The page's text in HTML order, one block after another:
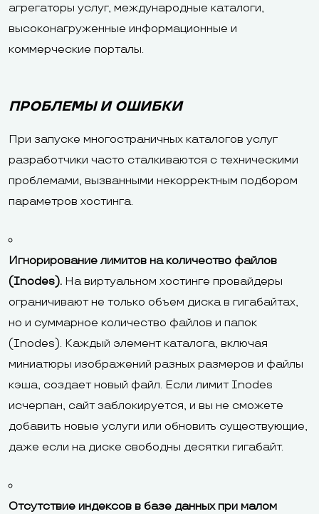
агрегаторы услуг, международные каталоги,
высоконагруженные информационные и
коммерческие порталы.
ПРОБЛЕМЫ И ОШИБКИ
При запуске многостраничных каталогов услуг
разработчики часто сталкиваются с техническими
проблемами, вызванными некорректным подбором
параметров хостинга.
Игнорирование лимитов на количество файлов
(Inodes). На виртуальном хостинге провайдеры
ограничивают не только объем диска в гигабайтах,
но и суммарное количество файлов и папок
(Inodes). Каждый элемент каталога, включая
миниатюры изображений разных размеров и файлы
кэша, создает новый файл. Если лимит Inodes
исчерпан, сайт заблокируется, и вы не сможете
добавить новые услуги или обновить существующие,
даже если на диске свободны десятки гигабайт.
Отсутствие индексов в базе данных при малом